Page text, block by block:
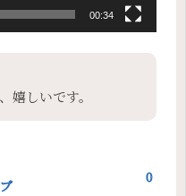
00:34
嬉しいです。
0